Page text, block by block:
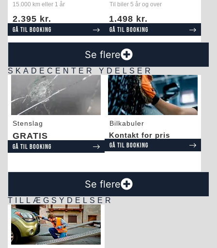
15.000 km eller 1 år
2.395 kr.
Gå til booking
Til biler 5 år og over
1.498 kr.
Gå til booking
Se flere
SKADECENTER YDELSER
Stenslag
GRATIS
Gå til booking
Bilkabuler
Kontakt for pris
Gå til booking
Se flere
TILLÆGSYDELSER